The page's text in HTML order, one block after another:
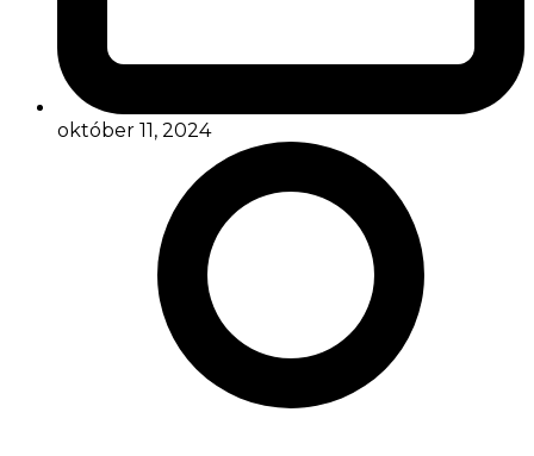
október 11, 2024